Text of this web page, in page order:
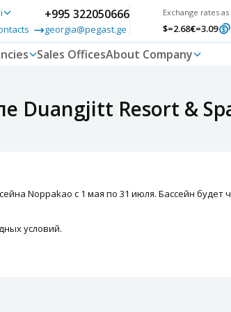
+995 322050666
georgia@pegast.ge
Exchange rates as
$=2.68€=3.09
Sales OfficesAbout Company
Duangjitt Resort &
Noppakao с 1 мая по 31 июля. Бассейн будет
условий.